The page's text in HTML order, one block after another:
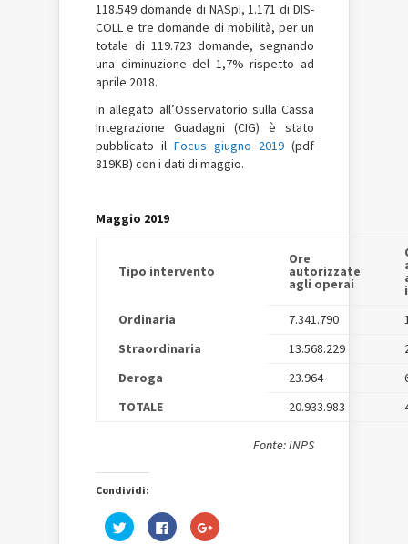
118.549 domande di NASpI, 1.171 di DIS-
COLL e tre domande di mobilità, per un
totale di 119.723 domande, segnando
una diminuzione del 1,7% rispetto ad
aprile 2018.
In allegato all’Osservatorio sulla Cassa
Integrazione Guadagni (CIG) è stato
pubblicato il Focus giugno 2019 (pdf
819KB) con i dati di maggio.
Maggio 2019
Tipo intervento
Ore
autorizzate
agli operai
Ordinaria
7.341.790
Straordinaria
13.568.229
Deroga
23.964
TOTALE
20.933.983
Fonte: INPS
Condividi:
Fai
clic
Fai
clic
Fai
clic